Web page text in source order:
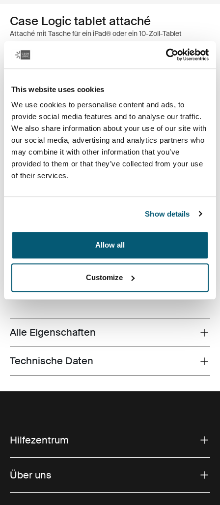
This website uses cookies
We use cookies to personalise content and ads, to
provide social media features and to analyse our traffic.
We also share information about your use of our site with
our social media, advertising and analytics partners who
may combine it with other information that you’ve
provided to them or that they’ve collected from your use
of their services.
Show details
Allow all
Customize
Case Logic tablet attaché
Attaché mit Tasche für ein iPad® oder ein 10-Zoll-Tablet
€ 19,99
Farbe
Case Logic iPad 10" Tablet Attaché with Pocket Schwarz (selected)
Tablet aufbewahrt werden und ein Reißverschlussfach
auf der Vorderseite bietet Platz für wichtiges Zubehör.
Telefon im Außenfach, während eine Schutzwand im
Inneren den Bildschirm schützt. Transportieren Sie
diese elegante Tasche einfach horizontal an den
Toggle features
Alle Eigenschaften
Toggle techspec
Technische Daten
Hilfezentrum
Über uns